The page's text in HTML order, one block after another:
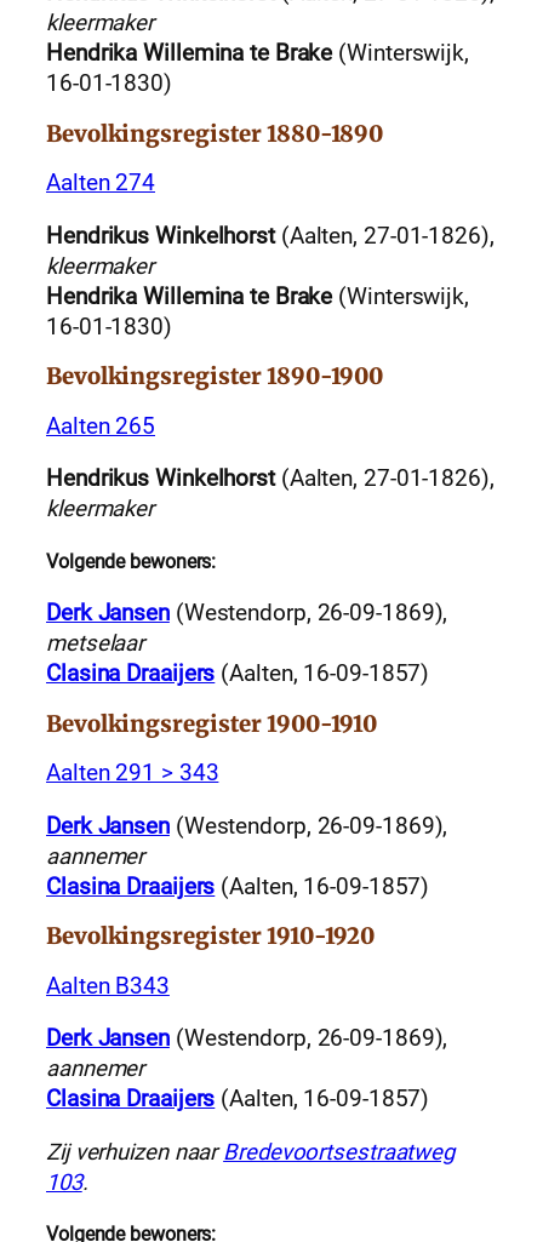
kleermaker
Hendrika Willemina te Brake(Winterswijk,
16-01-1830)
Bevolkingsregister 1880-1890
Aalten 274
Hendrikus Winkelhorst(Aalten, 27-01-1826),
kleermaker
Hendrika Willemina te Brake(Winterswijk,
16-01-1830)
Bevolkingsregister 1890-1900
Aalten 265
Hendrikus Winkelhorst(Aalten, 27-01-1826),
kleermaker
Volgende bewoners:
Derk Jansen(Westendorp, 26-09-1869),
metselaar
Clasina Draaijers (Aalten, 16-09-1857)
Bevolkingsregister 1900-1910
Aalten 291 > 343
Derk Jansen(Westendorp, 26-09-1869),
aannemer
Clasina Draaijers (Aalten, 16-09-1857)
Bevolkingsregister 1910-1920
Aalten B343
Derk Jansen(Westendorp, 26-09-1869),
aannemer
Clasina Draaijers (Aalten, 16-09-1857)
Zij verhuizen naarBredevoortsestraatweg
103.
Volgende bewoners: